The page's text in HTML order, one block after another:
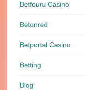
Betfouru Casino
Betonred
Betportal Casino
Betting
Blog